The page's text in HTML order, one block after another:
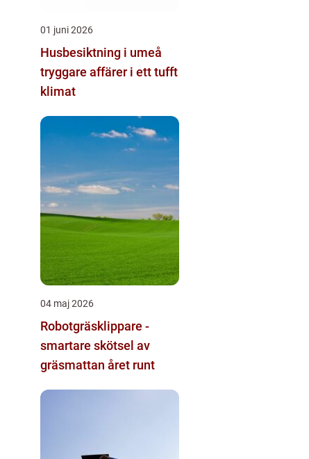
01 juni 2026
Husbesiktning i umeå
tryggare affärer i ett tufft
klimat
04 maj 2026
Robotgräsklippare -
smartare skötsel av
gräsmattan året runt